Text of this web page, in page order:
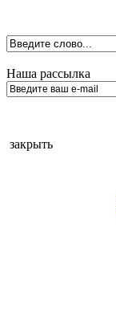
Наша рассылка
закрыть